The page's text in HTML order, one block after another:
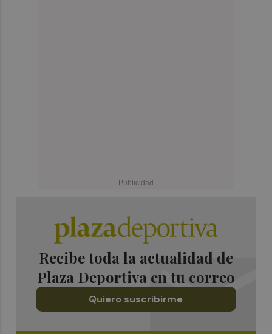
Recibe toda la actualidad de
Plaza Deportiva en tu correo
Quiero suscribirme